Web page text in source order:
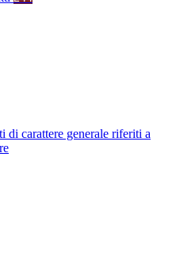
di carattere generale riferiti a